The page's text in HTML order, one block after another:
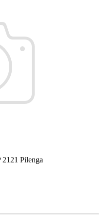
2121 Pilenga